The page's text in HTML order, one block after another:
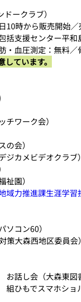
ークラブ）
時から販売開始／
支援センター平和
血圧測定：無料
ています。
ワーク会）
会）
カメビデオクラブ）
園）
力推進課生涯学習
コン60）
大森西地区委員会）
話し会（大森東図
ひもでスマホショ